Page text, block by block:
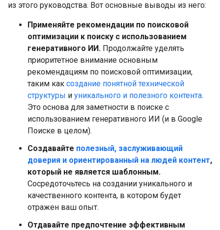
из этого руководства. Вот основные выводы из него:
Применяйте рекомендации по поисковой
оптимизации к поиску с использованием
генеративного ИИ. Продолжайте уделять
приоритетное внимание основным
рекомендациям по поисковой оптимизации,
таким как создание понятной технической
структуры и уникального и полезного контента.
Это основа для заметности в поиске с
использованием генеративного ИИ (и в Google
Поиске в целом).
Создавайте полезный, заслуживающий
доверия и ориентированный на людей контент,
который не является шаблонным.
Сосредоточьтесь на создании уникального и
качественного контента, в котором будет
отражен ваш опыт.
Отдавайте предпочтение эффективным